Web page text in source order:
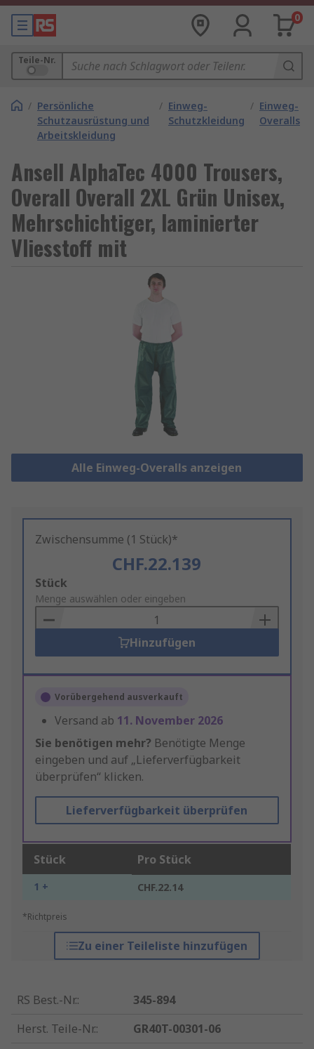
0
Teile-Nr.
/ Persönliche
Schutzausrüstung und
Arbeitskleidung
/ Einweg-
Schutzkleidung
/ Einweg-
Overalls
Ansell AlphaTec 4000 Trousers,
Overall Overall 2XL Grün Unisex,
Mehrschichtiger, laminierter
Vliesstoff mit
Alle Einweg-Overalls anzeigen
Zwischensumme (1 Stück)*
CHF.22.139
Add
to
Basket
Stück
Menge auswählen oder eingeben
Hinzufügen
Vorübergehend ausverkauft
Versand ab 11. November 2026
Sie benötigen mehr? Benötigte Menge
eingeben und auf „Lieferverfügbarkeit
überprüfen“ klicken.
Lieferverfügbarkeit überprüfen
Stück Pro Stück
1 + CHF.22.14
*Richtpreis
Zu einer Teileliste hinzufügen
RS Best.-Nr.:
345-894
Herst. Teile-Nr.:
GR40T-00301-06